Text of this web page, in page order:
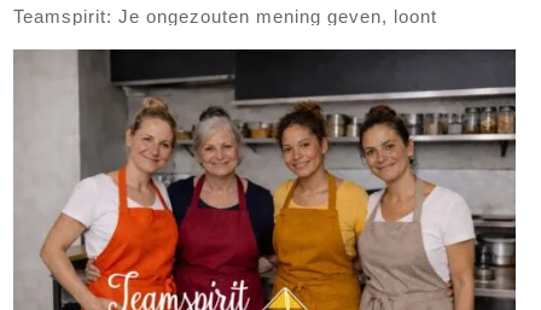
Teamspirit: Je ongezouten mening geven, loont